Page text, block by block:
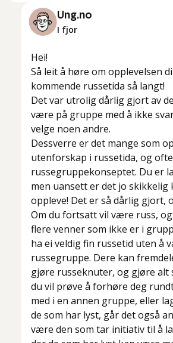
Ung.no
I fjor
Hei!
Så leit å høre om opplevelsen
kommende russetida så langt!
Det var utrolig dårlig gjort av
være på gruppe med å ikke
velge noen andre.
Dessverre er det mange som
utenforskap i russetida, og
russegruppekonseptet. Du er
men uansett er det jo skikkelig
oppleve! Det er så dårlig gjort,
Om du fortsatt vil være russ,
flere venner som ikke er i
ha ei veldig fin russetid uten å
russegruppe. Dere kan
gjøre russeknuter, og gjøre alt
du vil prøve å forhøre deg
med i en annen gruppe, eller
de som har lyst, går det også
være den som tar initiativ til å